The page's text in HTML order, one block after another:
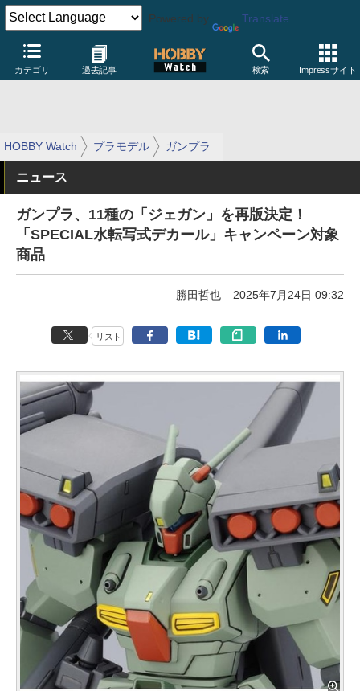
Powered by Translate
カテゴリ 過去記事 検索 Impressサイト
HOBBY Watch プラモデル ガンプラ
ニュース
ガンプラ、11種の「ジェガン」を再版決定！
「SPECIAL水転写式デカール」キャンペーン対象
商品
勝田哲也 2025年7月24日 09:32
リスト